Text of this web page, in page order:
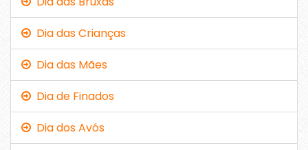
Dia das Crianças
Dia das Mães
Dia de Finados
Dia dos Avós